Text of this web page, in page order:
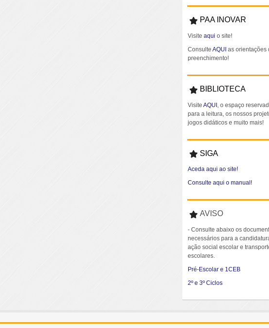
PAA INOVAR
Visite aqui o site!
ConsulteAQUI as orientações
preenchimento!
BIBLIOTECA
VisiteAQUI , o espaço
para a leitura, os nossos
jogos didáticos e muito mais!
SIGA
Aceda aqui ao site!
Consulte aqui o manual!
AVISO
- Consulte abaixo os
necessários para a
ação social escolar e
escolares.
Pré-Escolar e 1CEB
2º e 3º Ciclos